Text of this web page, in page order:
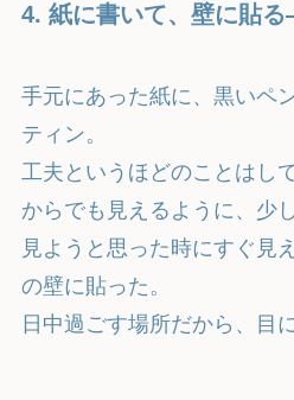
4. 紙に書いて、壁に貼
手元にあった紙に、黒いペ
ティン。
工夫というほどのことはし
からでも見えるように、少
見ようと思った時にすぐ見
の壁に貼った。
日中過ごす場所だから、目